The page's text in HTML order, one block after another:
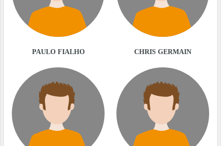
PAULO FIALHO CHRIS GERMAIN